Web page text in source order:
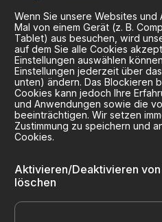
Wenn Sie unsere Websites
Mal von einem Gerät (z. B.
Tablet) aus besuchen, wird
auf dem Sie alle Cookies
Einstellungen auswählen
Einstellungen jederzeit über
unten) ändern. Das Blockieren
Cookies kann jedoch Ihre
und Anwendungen sowie die
beeinträchtigen. Wir setzen
Zustimmung zu speichern und
Cookies.
Aktivieren/Deaktivieren
löschen